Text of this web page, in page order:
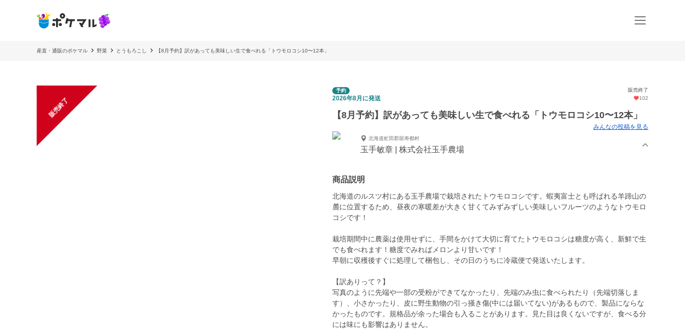
産直・通販のポケマル 野菜 とうもろこし 【8月予約】訳があっても美味しい生で食べれる「トウモロコシ10〜12本」
販売終了
予約 販売終了
2026年8月に発送 102
【8月予約】訳があっても美味しい生で食べれる「トウモロコシ10〜12本」
みんなの投稿を見る
北海道虻田郡留寿都村
玉手敏章 | 株式会社玉手農場
商品説明
北海道のルスツ村にある玉手農場で栽培されたトウモロコシです。蝦夷富士とも呼ばれる羊蹄山の
麓に位置するため、昼夜の寒暖差が大きく甘くてみずみずしい美味しいフルーツのようなトウモロ
コシです！
栽培期間中に農薬は使用せずに、手間をかけて大切に育てたトウモロコシは糖度が高く、新鮮で生
でも食べれます！糖度でみればメロンより甘いです！
早朝に収穫後すぐに処理して梱包し、その日のうちに冷蔵便で発送いたします。
【訳ありって？】
写真のように先端や一部の受粉ができてなかったり、先端のみ虫に食べられたり（先端切落しま
す）、小さかったり、皮に野生動物の引っ掻き傷(中には届いてない)があるもので、製品にならな
かったものです。規格品が余った場合も入ることがあります。見た目は良くないですが、食べる分
には味にも影響はありません。